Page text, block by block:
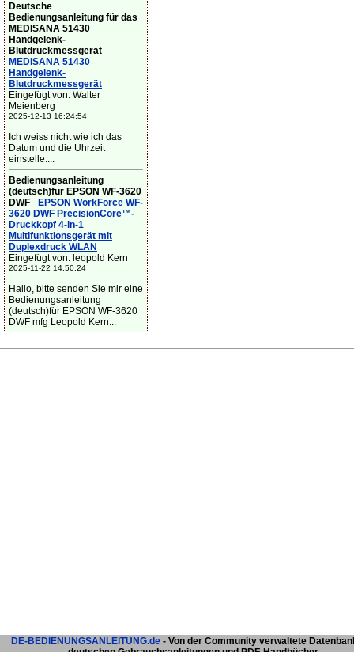
Deutsche
Bedienungsanleitung für das
MEDISANA 51430
Handgelenk-
Blutdruckmessgerät -
MEDISANA 51430
Handgelenk-
Blutdruckmessgerät
Eingefügt von: Walter
Meienberg
2025-12-13 16:24:54
Ich weiss nicht wie ich das
Datum und die Uhrzeit
einstelle....
Bedienungsanleitung
(deutsch)für EPSON WF-3620
DWF - EPSON WorkForce WF-
3620 DWF PrecisionCore™-
Druckkopf 4-in-1
Multifunktionsgerät mit
Duplexdruck WLAN
Eingefügt von: leopold Kern
2025-11-22 14:50:24
Hallo, bitte senden Sie mir eine
Bedienungsanleitung
(deutsch)für EPSON WF-3620
DWF mfg Leopold Kern...
DE-BEDIENUNGSANLEITUNG.de - Von der Community verwaltete